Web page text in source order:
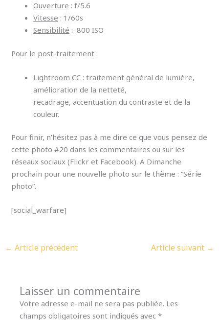
Ouverture : f/5.6
Vitesse : 1/60s
Sensibilité : 800 ISO
Pour le post-traitement :
Lightroom CC : traitement général de lumière,
amélioration de la netteté,
recadrage, accentuation du contraste et de la
couleur.
Pour finir, n’hésitez pas à me dire ce que vous pensez de
cette photo #20 dans les commentaires ou sur les
réseaux sociaux (Flickr et Facebook). A Dimanche
prochain pour une nouvelle photo sur le thème : “Série
photo”.
[social_warfare]
← Article précédent Article suivant →
Laisser un commentaire
Votre adresse e-mail ne sera pas publiée. Les
champs obligatoires sont indiqués avec*